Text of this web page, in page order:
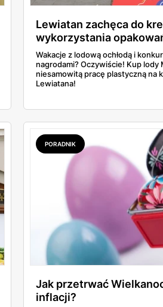
Lewiatan zachęca do
wykorzystania
Prace plastyczne i
Wakacje z lodową ochłodą i
nagrodami? Oczywiście! Kup lody
niesamowitą pracę plastyczną na
Lewiatana!
PORADNIK
Jak przetrwać
inflacji?